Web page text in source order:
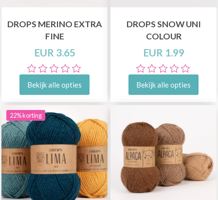
DROPS MERINO EXTRA
FINE
EUR 3.65
Bekijk alle opties
DROPS SNOW UNI
COLOUR
EUR 1.99
Bekijk alle opties
22% korting